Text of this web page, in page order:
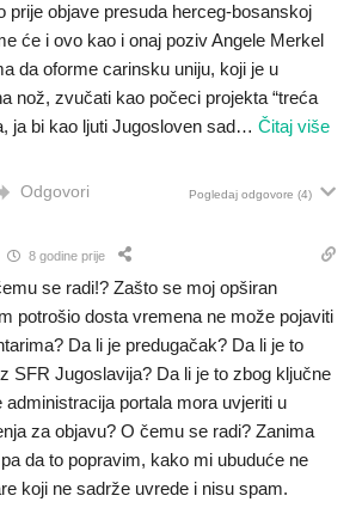
prije objave presuda herceg-bosanskoj
će i ovo kao i onaj poziv Angele Merkel
da oforme carinsku uniju, koji je u
nož, zvučati kao počeci projekta “treća
ja bi kao ljuti Jugosloven sad… Čitaj više
Odgovori Pogledaj odgovore (4)
8 godine prije
se radi!? Zašto se moj opširan
potrošio dosta vremena ne može pojaviti
Da li je predugačak? Da li je to
SFR Jugoslavija? Da li je to zbog ključne
administracija portala mora uvjeriti u
za objavu? O čemu se radi? Zanima
da to popravim, kako mi ubuduće ne
koji ne sadrže uvrede i nisu spam.